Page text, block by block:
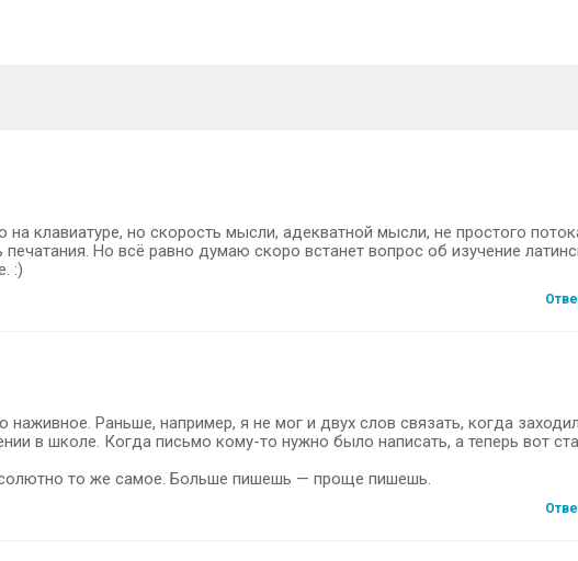
клавиатуре, но скорость мысли, адекватной мысли, не простого
Но всё равно думаю скоро встанет вопрос об изучение
:)
Раньше, например, я не мог и двух слов связать, когда
в школе. Когда письмо кому-то нужно было написать, а теперь вот
то же самое. Больше пишешь — проще пишешь.